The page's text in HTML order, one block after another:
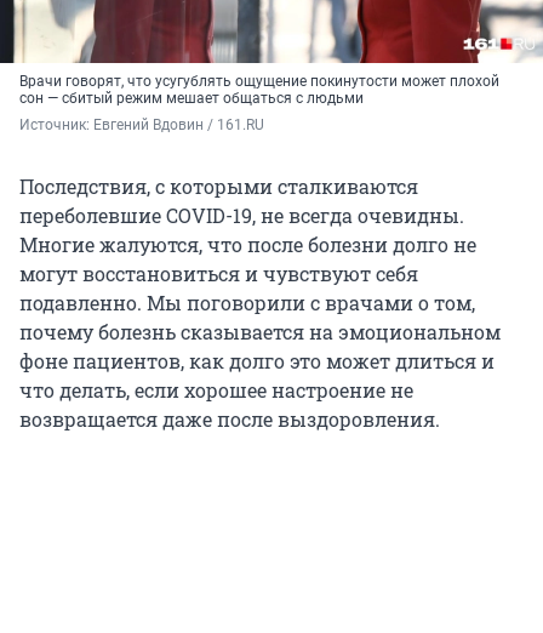
Врачи говорят, что усугублять ощущение покинутости может плохой
сон — сбитый режим мешает общаться с людьми
Источник: Евгений Вдовин / 161.RU
Последствия, с которыми сталкиваются
переболевшие COVID-19, не всегда очевидны.
Многие жалуются, что после болезни долго не
могут восстановиться и чувствуют себя
подавленно. Мы поговорили с врачами о том,
почему болезнь сказывается на эмоциональном
фоне пациентов, как долго это может длиться и
что делать, если хорошее настроение не
возвращается даже после выздоровления.